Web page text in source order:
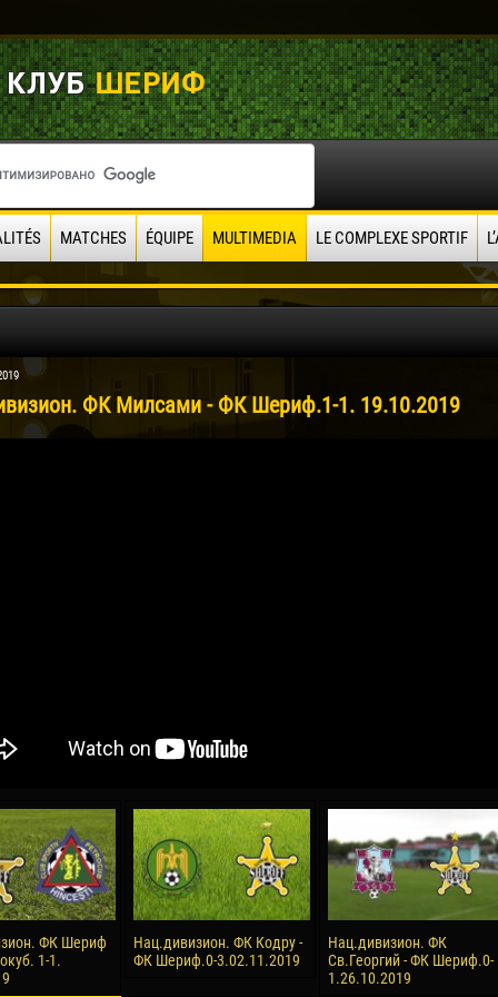
MATCHES ÉQUIPE MULTIMEDIA LE COMPLEXE SPORTIF
KLAS
04 May
13 May
Renat JOSAN
15 June
Konan Jaures-Ulrich LOUKOU
24 June
Victor CIUMAȘU
Mihail COROTCOV
27 July
Vladimir FRATEA
ФК Милсами - ФК Шериф.1-1. 19.10.2019
ФК Шериф
1-1.
Нац.дивизион. ФК Кодру -
ФК Шериф.0-3.02.11.2019
Нац.дивизион. ФК
Св.Георгий - ФК Шериф.0-
1.26.10.2019